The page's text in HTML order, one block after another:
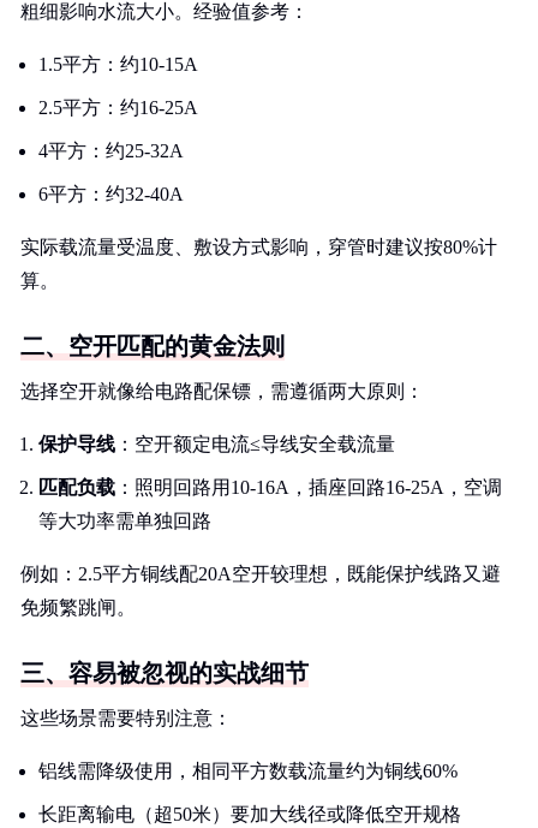
粗细影响水流大小。经验值参考：
1.5平方：约10-15A
2.5平方：约16-25A
4平方：约25-32A
6平方：约32-40A
实际载流量受温度、敷设方式影响，穿管时建议按80%计
算。
二、空开匹配的黄金法则
选择空开就像给电路配保镖，需遵循两大原则：
保护导线 ：空开额定电流≤导线安全载流量
匹配负载 ：照明回路用10-16A，插座回路16-25A，空调
等大功率需单独回路
例如：2.5平方铜线配20A空开较理想，既能保护线路又避
免频繁跳闸。
三、容易被忽视的实战细节
这些场景需要特别注意：
铝线需降级使用，相同平方数载流量约为铜线60%
长距离输电（超50米）要加大线径或降低空开规格